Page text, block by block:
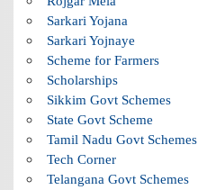
Sarkari Yojana
Sarkari Yojnaye
Scheme for Farmers
Scholarships
Sikkim Govt Schemes
State Govt Scheme
Tamil Nadu Govt Schemes
Tech Corner
Telangana Govt Schemes